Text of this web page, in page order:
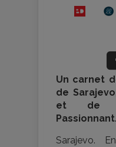
Un carnet
de
et de
Passionnant.
Sarajevo.